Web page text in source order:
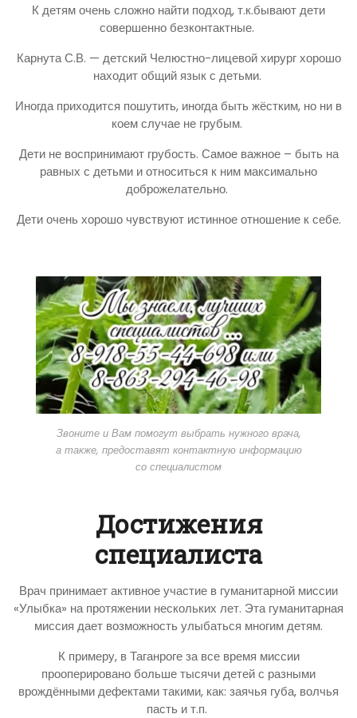
К детям очень сложно найти подход, т.к.бывают дети
совершенно безконтактные.
Карнута С.В. — детский Челюстно-лицевой хирург хорошо
находит общий язык с детьми.
Иногда приходится пошутить, иногда быть жёстким, но ни в
коем случае не грубым.
Дети не воспринимают грубость. Самое важное – быть на
равных с детьми и относиться к ним максимально
доброжелательно.
Дети очень хорошо чувствуют истинное отношение к себе.
Звоните и Вам помогут выбрать нужного врача,
а также, предоставят контактную информацию
со специалистом
Достижения
специалиста
Врач принимает активное участие в гуманитарной миссии
«Улыбка» на протяжении нескольких лет. Эта гуманитарная
миссия дает возможность улыбаться многим детям.
К примеру, в Таганроге за все время миссии
прооперировано больше тысячи детей с разными
врождёнными дефектами такими, как: заячья губа, волчья
пасть и т.п.